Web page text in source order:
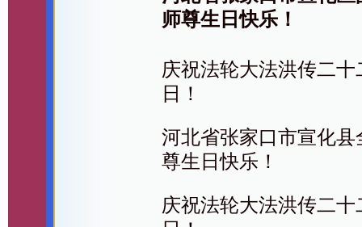
师尊生日快乐！
庆祝法轮大法洪传二
日！
河北省张家口市宣化
尊生日快乐！
庆祝法轮大法洪传二